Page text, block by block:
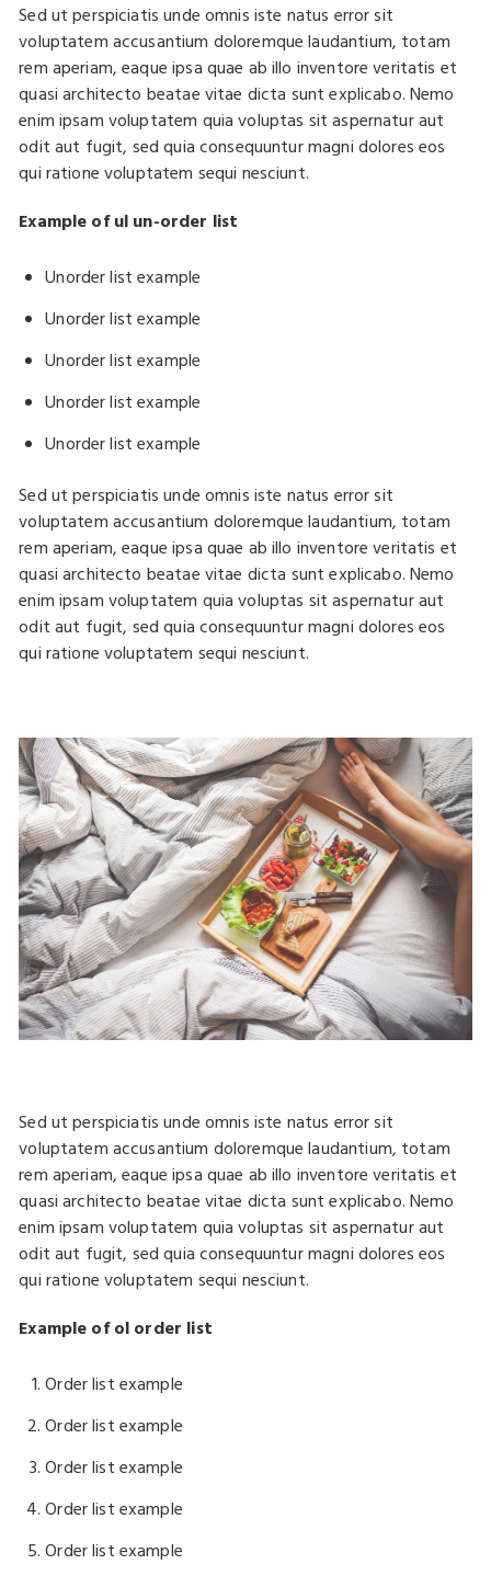
Sed ut perspiciatis unde omnis iste natus error sit
voluptatem accusantium doloremque laudantium, totam
rem aperiam, eaque ipsa quae ab illo inventore veritatis et
quasi architecto beatae vitae dicta sunt explicabo. Nemo
enim ipsam voluptatem quia voluptas sit aspernatur aut
odit aut fugit, sed quia consequuntur magni dolores eos
qui ratione voluptatem sequi nesciunt.
Example of ul un-order list
Unorder list example
Unorder list example
Unorder list example
Unorder list example
Unorder list example
Sed ut perspiciatis unde omnis iste natus error sit
voluptatem accusantium doloremque laudantium, totam
rem aperiam, eaque ipsa quae ab illo inventore veritatis et
quasi architecto beatae vitae dicta sunt explicabo. Nemo
enim ipsam voluptatem quia voluptas sit aspernatur aut
odit aut fugit, sed quia consequuntur magni dolores eos
qui ratione voluptatem sequi nesciunt.
Sed ut perspiciatis unde omnis iste natus error sit
voluptatem accusantium doloremque laudantium, totam
rem aperiam, eaque ipsa quae ab illo inventore veritatis et
quasi architecto beatae vitae dicta sunt explicabo. Nemo
enim ipsam voluptatem quia voluptas sit aspernatur aut
odit aut fugit, sed quia consequuntur magni dolores eos
qui ratione voluptatem sequi nesciunt.
Example of ol order list
Order list example
Order list example
Order list example
Order list example
Order list example